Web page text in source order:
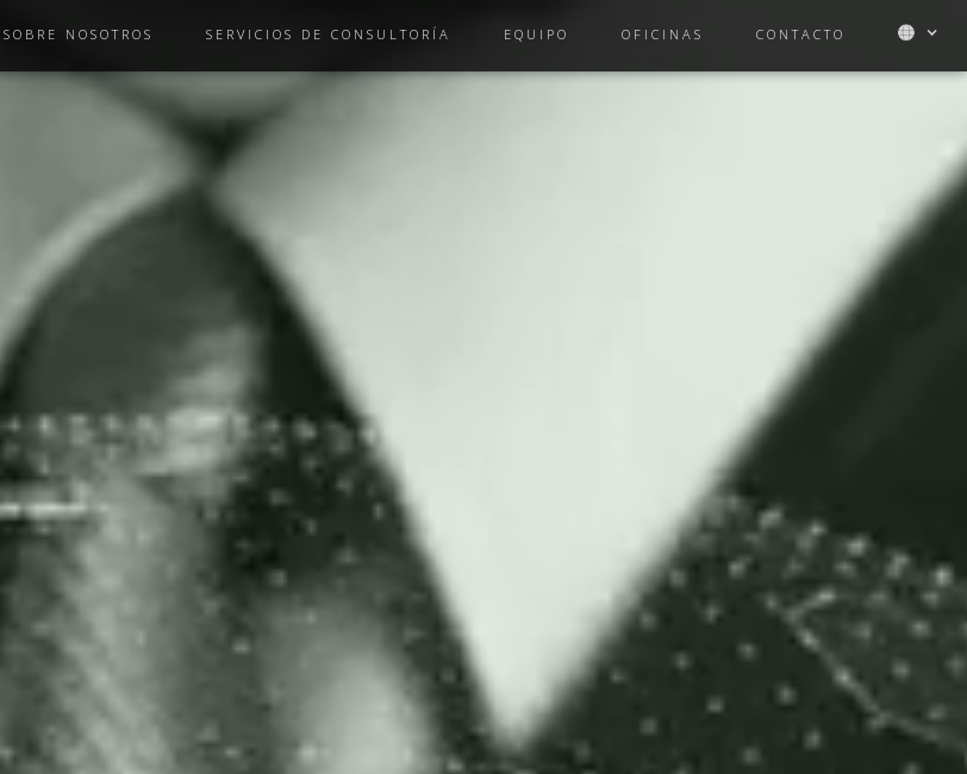
SOBRE NOSOTROS SERVICIOS DE CONSULTORÍA EQUIPO OFICINAS CONTACTO 